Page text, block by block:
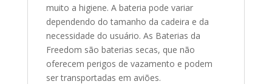
muito a higiene. A bateria pode variar
dependendo do tamanho da cadeira e da
necessidade do usuário. As Baterias da
Freedom são baterias secas, que não
oferecem perigos de vazamento e podem
ser transportadas em aviões.